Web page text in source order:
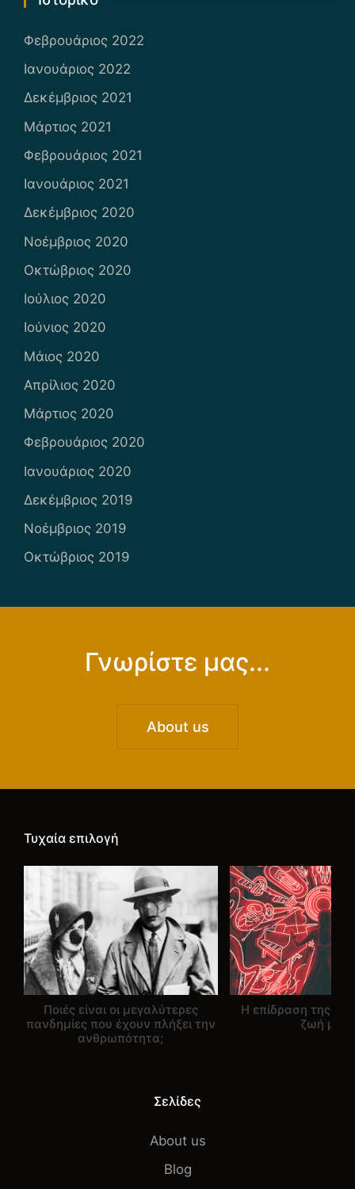
Φεβρουάριος 2022
Ιανουάριος 2022
Δεκέμβριος 2021
Μάρτιος 2021
Φεβρουάριος 2021
Ιανουάριος 2021
Δεκέμβριος 2020
Νοέμβριος 2020
Οκτώβριος 2020
Ιούλιος 2020
Ιούνιος 2020
Μάιος 2020
Απρίλιος 2020
Μάρτιος 2020
Φεβρουάριος 2020
Ιανουάριος 2020
Δεκέμβριος 2019
Νοέμβριος 2019
Οκτώβριος 2019
Γνωρίστε μας...
About us
Τυχαία επιλογή
Ποιές είναι οι μεγαλύτερες
πανδημίες που έχουν πλήξει την
ανθρωπότητα;
Η επίδραση της
ζωή μας.
Σελίδες
About us
Blog